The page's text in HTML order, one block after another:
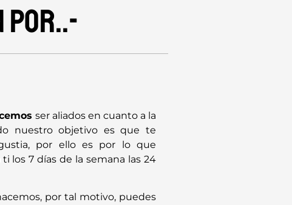
por..-
ser aliados en cuanto a la
nuestro objetivo es que te
por ello es por lo que
los 7 días de la semana las 24
por tal motivo, puedes